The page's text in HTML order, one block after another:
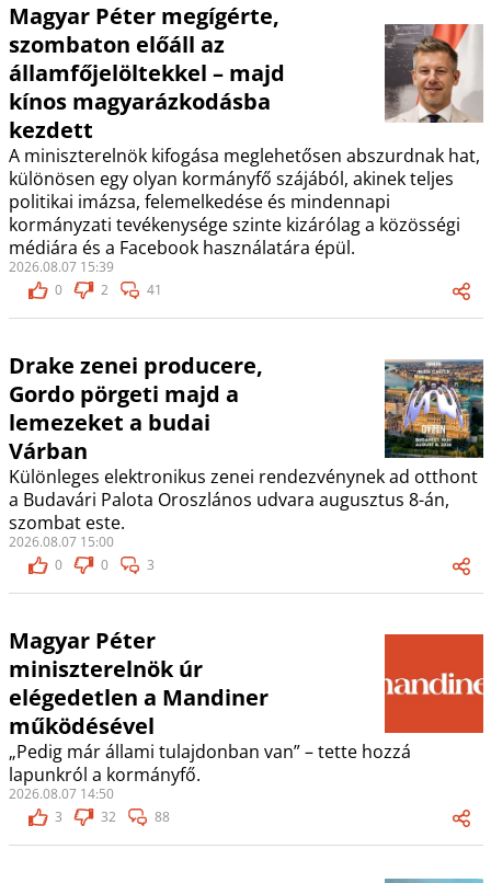
Magyar Péter megígérte,
szombaton előáll az
államfőjelöltekkel – majd
kínos magyarázkodásba
kezdett
A miniszterelnök kifogása meglehetősen abszurdnak hat,
különösen egy olyan kormányfő szájából, akinek teljes
politikai imázsa, felemelkedése és mindennapi
kormányzati tevékenysége szinte kizárólag a közösségi
médiára és a Facebook használatára épül.
2026.08.07 15:39
0
2 41
Drake zenei producere,
Gordo pörgeti majd a
lemezeket a budai
Várban
Különleges elektronikus zenei rendezvénynek ad otthont
a Budavári Palota Oroszlános udvara augusztus 8-án,
szombat este.
2026.08.07 15:00
0
0 3
Magyar Péter
miniszterelnök úr
elégedetlen a Mandiner
működésével
„Pedig már állami tulajdonban van” – tette hozzá
lapunkról a kormányfő.
2026.08.07 14:50
3
32 88